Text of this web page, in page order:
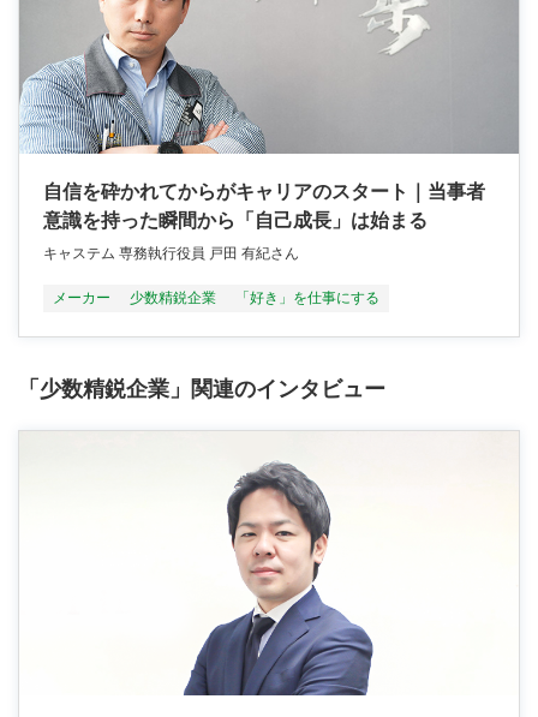
自信を砕かれてからがキャリアのスタート｜当事者
意識を持った瞬間から「自己成長」は始まる
キャステム 専務執行役員 戸田 有紀さん
メーカー 少数精鋭企業 「好き」を仕事にする
「少数精鋭企業」関連のインタビュー